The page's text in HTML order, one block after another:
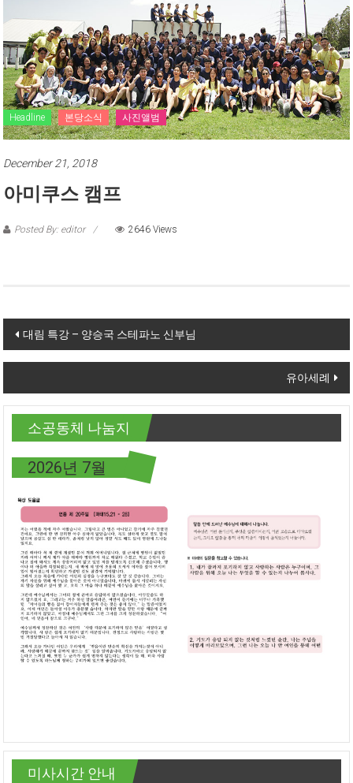
Headline 본당소식 사진앨범
December 21, 2018
아미쿠스 캠프
Posted By: editor 2646 Views
Post navigation
대림 특강 – 양승국 스테파노 신부님
유아세례
소공동체 나눔지
2026년 7월
미사시간 안내